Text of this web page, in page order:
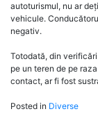
autoturismul, nu ar
vehicule.
negativ.
Totodată, din
pe un teren de pe
contact, ar fi fost
Posted in Diverse